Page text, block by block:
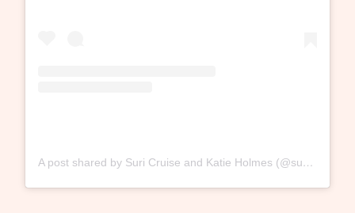
A post shared by Suri Cruise and Katie Holmes (@suricruisekatieholmes)